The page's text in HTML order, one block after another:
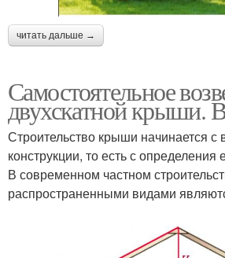
читать дальше →
Самостоятельное
двухскатной
Строительство крыши начинается с
конструкции, то есть с
В современном частном
распространенными видами